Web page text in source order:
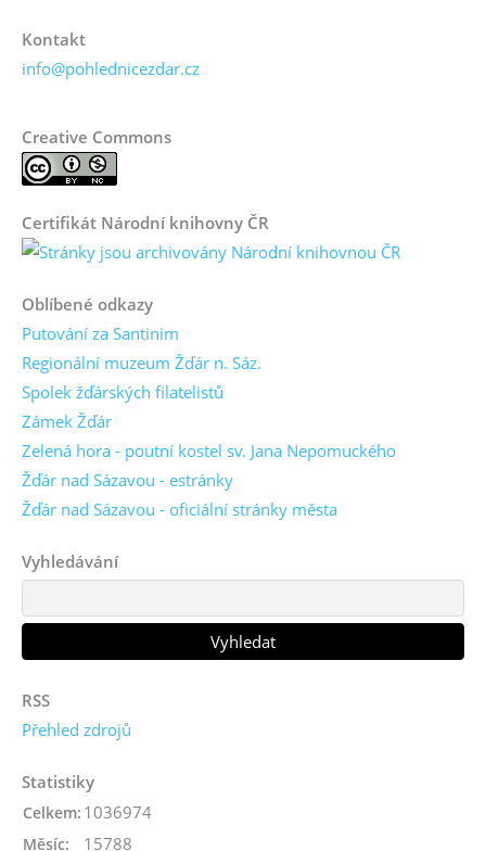
Kontakt
info@pohlednicezdar.cz
Creative Commons
Certifikát Národní knihovny ČR
Oblíbené odkazy
Putování za Santinim
Regionální muzeum Žďár n. Sáz.
Spolek žďárských filatelistů
Zámek Žďár
Zelená hora - poutní kostel sv. Jana Nepomuckého
Žďár nad Sázavou - estránky
Žďár nad Sázavou - oficiální stránky města
Vyhledávání
RSS
Přehled zdrojů
Statistiky
Celkem: 1036974
Měsíc: 15788